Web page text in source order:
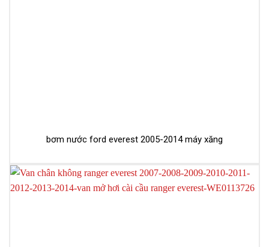
bơm nước ford everest 2005-2014 máy xăng